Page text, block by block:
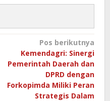
Pos berikutnya
Kemendagri: Sinergi
Pemerintah Daerah dan
DPRD dengan
Forkopimda Miliki Peran
Strategis Dalam